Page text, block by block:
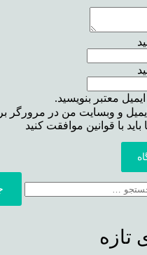
معتبر بنویسید.
و وبسایت من در مرورگر
با قوانین موافقت کنید
تازه